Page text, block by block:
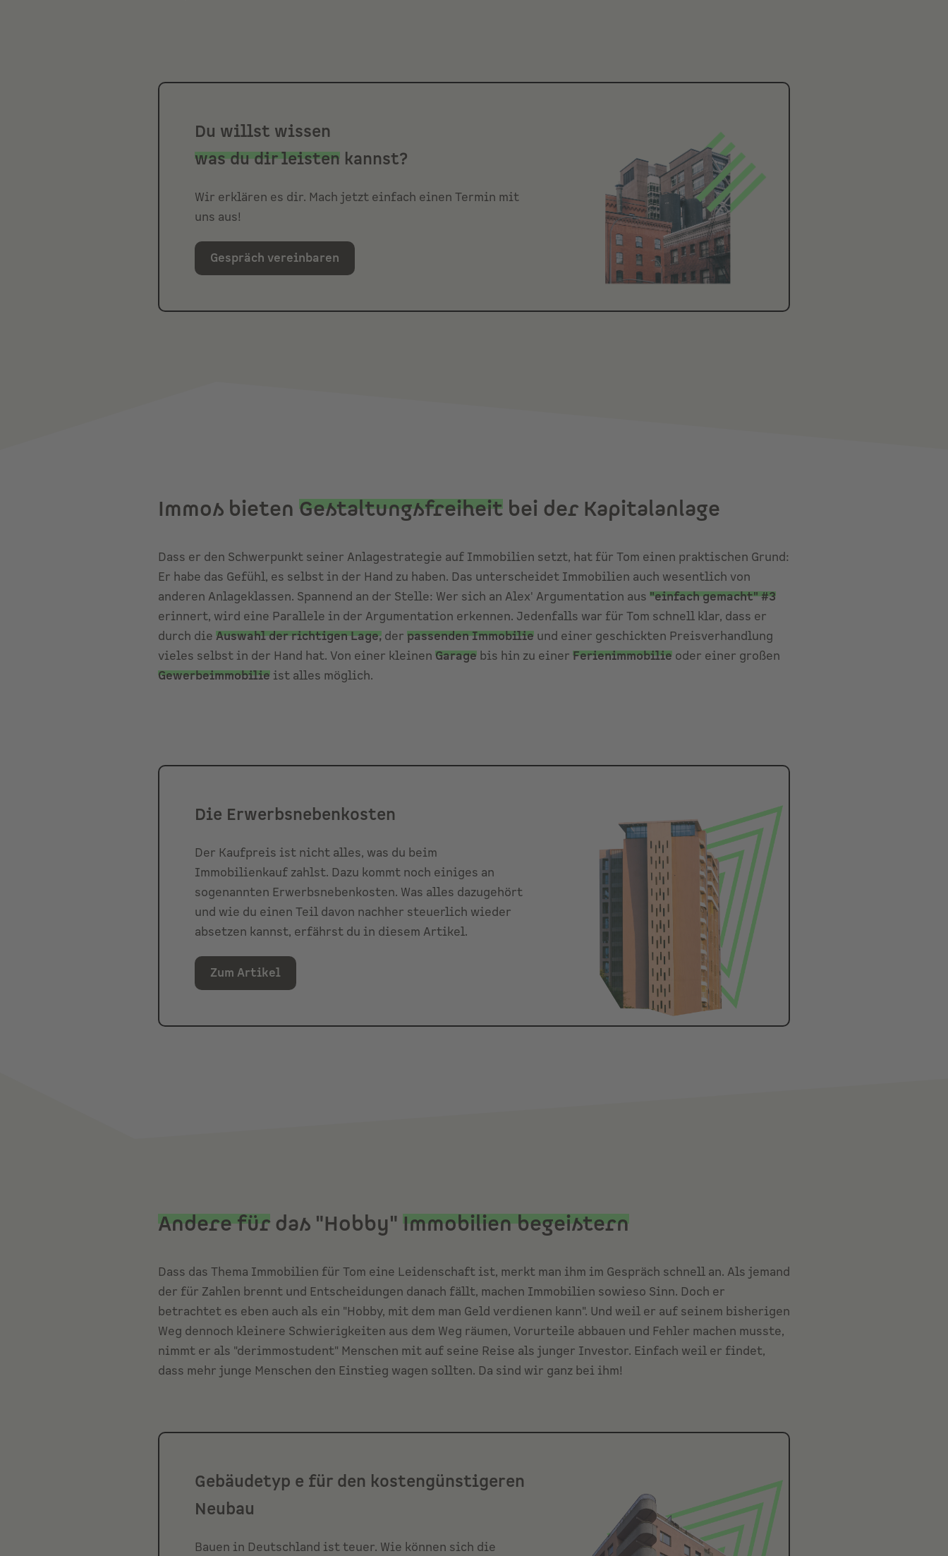
Du willst wissen
was du dir leisten kannst?
Wir erklären es dir. Mach jetzt einfach einen Termin mit
uns aus!
Gespräch vereinbaren
Immos bieten Gestaltungsfreiheit bei der Kapitalanlage
Dass er den Schwerpunkt seiner Anlagestrategie auf Immobilien setzt, hat für Tom einen praktischen Grund:
Er habe das Gefühl, es selbst in der Hand zu haben. Das unterscheidet Immobilien auch wesentlich von
anderen Anlageklassen. Spannend an der Stelle: Wer sich an Alex' Argumentation aus "einfach gemacht" #3
erinnert, wird eine Parallele in der Argumentation erkennen. Jedenfalls war für Tom schnell klar, dass er
durch die Auswahl der richtigen Lage, der passenden Immobilie und einer geschickten Preisverhandlung
vieles selbst in der Hand hat. Von einer kleinen Garage bis hin zu einer Ferienimmobilie oder einer großen
Gewerbeimmobilie ist alles möglich.
Die Erwerbsnebenkosten
Der Kaufpreis ist nicht alles, was du beim
Immobilienkauf zahlst. Dazu kommt noch einiges an
sogenannten Erwerbsnebenkosten. Was alles dazugehört
und wie du einen Teil davon nachher steuerlich wieder
absetzen kannst, erfährst du in diesem Artikel.
Zum Artikel
Andere für das "Hobby" Immobilien begeistern
Dass das Thema Immobilien für Tom eine Leidenschaft ist, merkt man ihm im Gespräch schnell an. Als jemand
der für Zahlen brennt und Entscheidungen danach fällt, machen Immobilien sowieso Sinn. Doch er
betrachtet es eben auch als ein "Hobby, mit dem man Geld verdienen kann". Und weil er auf seinem bisherigen
Weg dennoch kleinere Schwierigkeiten aus dem Weg räumen, Vorurteile abbauen und Fehler machen musste,
nimmt er als "derimmostudent" Menschen mit auf seine Reise als junger Investor. Einfach weil er findet,
dass mehr junge Menschen den Einstieg wagen sollten. Da sind wir ganz bei ihm!
Gebäudetyp e für den kostengünstigeren
Neubau
Bauen in Deutschland ist teuer. Wie können sich die